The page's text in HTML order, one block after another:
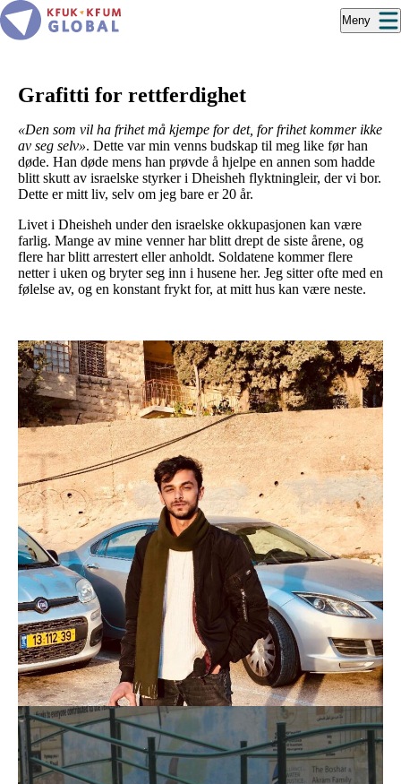
Hopp
til
hovedinnhold
Meny
Grafitti for rettferdighet
«Den som vil ha frihet må kjempe for det, for frihet kommer ikke
av seg selv». Dette var min venns budskap til meg like før han
døde. Han døde mens han prøvde å hjelpe en annen som hadde
blitt skutt av israelske styrker i Dheisheh flyktningleir, der vi bor.
Dette er mitt liv, selv om jeg bare er 20 år.
Livet i Dheisheh under den israelske okkupasjonen kan være
farlig. Mange av mine venner har blitt drept de siste årene, og
flere har blitt arrestert eller anholdt. Soldatene kommer flere
netter i uken og bryter seg inn i husene her. Jeg sitter ofte med en
følelse av, og en konstant frykt for, at mitt hus kan være neste.